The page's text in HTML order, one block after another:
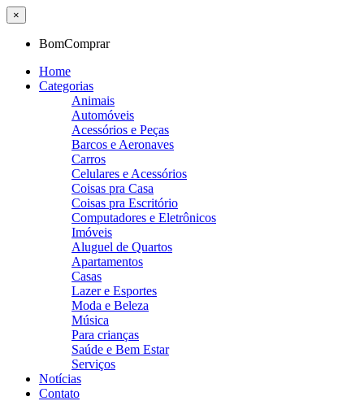
×
BomComprar
Home
Categorias
Animais
Automóveis
Acessórios e Peças
Barcos e Aeronaves
Carros
Celulares e Acessórios
Coisas pra Casa
Coisas pra Escritório
Computadores e Eletrônicos
Imóveis
Aluguel de Quartos
Apartamentos
Casas
Lazer e Esportes
Moda e Beleza
Música
Para crianças
Saúde e Bem Estar
Serviços
Notícias
Contato